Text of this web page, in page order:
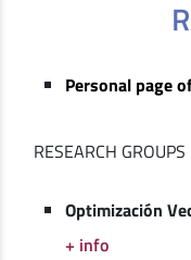
Personal page
RESEARCH GROUPS
Optimización
+ info